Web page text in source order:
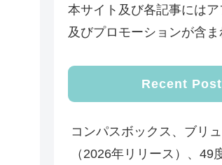
本サイト及び各記事にはア
及びプロモーションが含ま
Recent
コンパスボックス、ブリ
（2026年リリース）、49